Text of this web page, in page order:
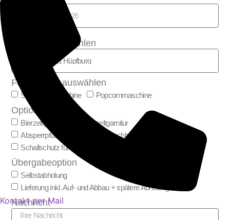
Hüpfburg auswählen
Fun & Food auswählen
Slush-Eis Maschine Popcornmaschine
Optionale Extras
Bierzeltgarnitur oder Festzeltgarnitur
Absperrpfosten (z. B. für Warteschlangen)
Schallschutz für Gebläse
Übergabeoption
Selbstabholung
Lieferung inkl. Auf- und Abbau + spätere Abholung
Nachricht
Kontakt per Mail